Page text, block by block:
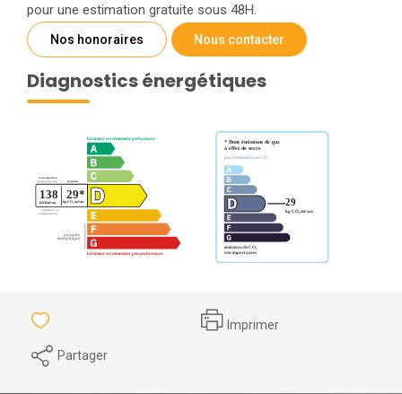
pour une estimation gratuite sous 48H.
Nos honoraires Nous contacter
Diagnostics énergétiques
Imprimer
Partager